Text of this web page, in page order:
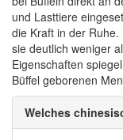
und Lasttiere
die Kraft in der
sie deutlich weniger
Eigenschaften
Büffel geborenen
Welches